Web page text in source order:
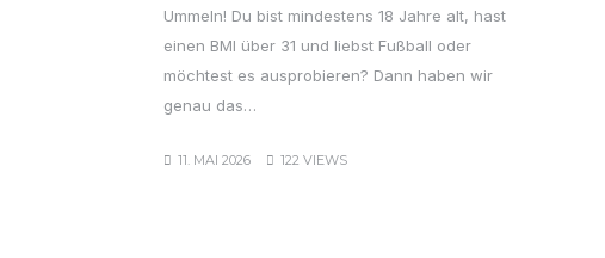
Ummeln! Du bist mindestens 18 Jahre alt, hast
einen BMI über 31 und liebst Fußball oder
möchtest es ausprobieren? Dann haben wir
genau das…
11. MAI 2026 122 VIEWS